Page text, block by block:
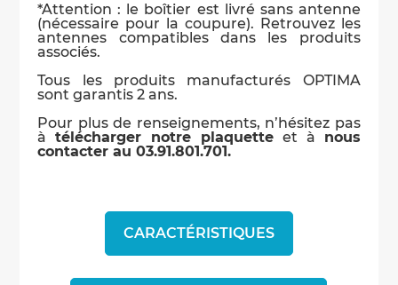
CARACTÉRISTIQUES
*Attention : le boîtier est livré sans antenne
(nécessaire pour la coupure). Retrouvez les
antennes compatibles dans les produits
associés.
Tous les produits manufacturés OPTIMA
sont garantis 2 ans.
Pour plus de renseignements, n’hésitez pas
àtélécharger notre plaquette et à nous
contacter au 03.91.801.701.